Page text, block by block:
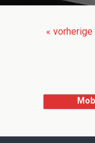
« vorherige